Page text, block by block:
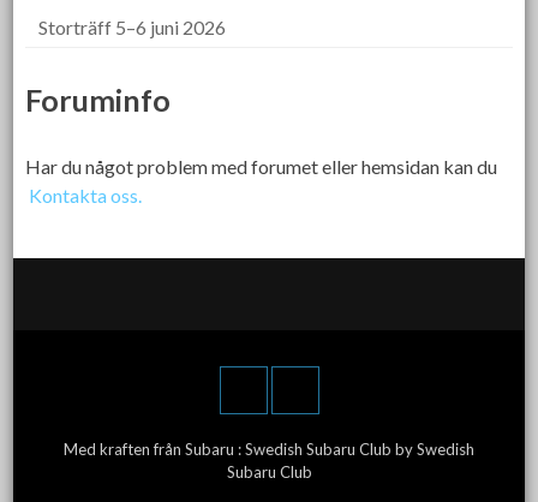
Storträff 5–6 juni 2026
Foruminfo
Har du något problem med forumet eller hemsidan kan du
Kontakta oss.
Med kraften från Subaru :Swedish Subaru Club by Swedish
Subaru Club